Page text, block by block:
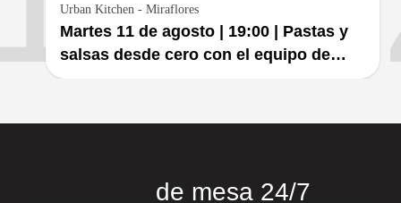
Urban Kitchen - Miraflores
Martes 11 de agosto | 19:00 | Pastas y
salsas desde cero con el equipo de
Urban Kitchen (menú 1) - Salón 1
de mesa 24/7